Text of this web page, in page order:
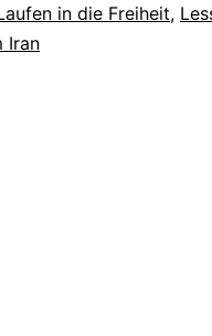
in die Freiheit,
Iran